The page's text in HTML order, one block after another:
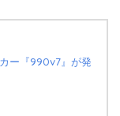
ー『990v7』が発